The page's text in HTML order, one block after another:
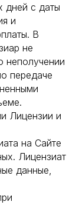
дней с даты
и
В
не
неполучении
передаче
Лицензии и
на Сайте
Лицензиат
данные,